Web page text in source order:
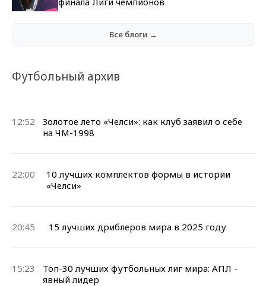
Все блоги →
Футбольный архив
12:52
Золотое лето «Челси»: как клуб заявил о себе
на ЧМ-1998
22:00
10 лучших комплектов формы в истории
«Челси»
20:45 15 лучших дриблеров мира в 2025 году
15:23
Топ-30 лучших футбольных лиг мира: АПЛ -
явный лидер